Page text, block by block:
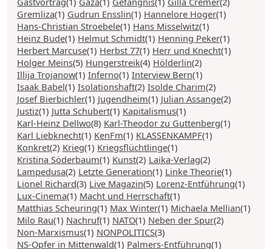
Gremliza(1) Gudrun Ensslin(1) Hannelore Hoger(1)
Hans-Christian Stroebele(1) Hans Misselwitz(1)
Heinz Bude(1) Helmut Schmidt(1) Henning Peker(1)
Herbert Marcuse(1) Herbst 77(1) Herr und Knecht(1)
Holger Meins(5) Hungerstreik(4) Hölderlin(2)
Illija Trojanow(1) Inferno(1) Interview Bern(1)
Isaak Babel(1) Isolationshaft(2) Isolde Charim(2)
Josef Bierbichler(1) Jugendheim(1) Julian Assange(2)
Justiz(1) Jutta Schubert(1) Kapitalismus(1)
Karl-Heinz Dellwo(8) Karl-Theodor zu Guttenberg(1)
Karl Liebknecht(1) KenFm(1) KLASSENKAMPF(1)
Konkret(2) Krieg(1) Kriegsflüchtlinge(1)
Kristina Söderbaum(1) Kunst(2) Laika-Verlag(2)
Lampedusa(2) Letzte Generation(1) Linke Theorie(1)
Lionel Richard(3) Live Magazin(5) Lorenz-Entführung(1)
Lux-Cinema(1) Macht und Herrschaft(1)
Matthias Scheuring(1) Max Winter(1) Michaela Mellian(1)
Milo Rau(1) Nachruf(1) NATO(1) Neben der Spur(2)
Non-Marxismus(1) NONPOLITICS(3)
NS-Opfer in Mittenwald(1) Palmers-Entführung(1)